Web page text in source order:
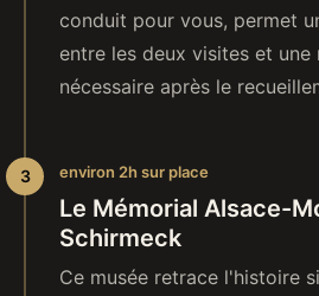
conduit pour vous, permet
entre les deux visites et une
nécessaire après le
environ 2h sur place
Le Mémorial Alsace-
Schirmeck
Ce musée retrace l'histoire